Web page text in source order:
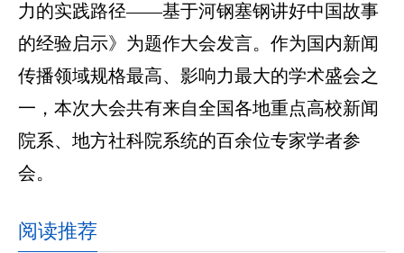
力的实践路径——基于河钢塞钢讲好中国故事
的经验启示》为题作大会发言。作为国内新闻
传播领域规格最高、影响力最大的学术盛会之
一，本次大会共有来自全国各地重点高校新闻
院系、地方社科院系统的百余位专家学者参
会。
阅读推荐